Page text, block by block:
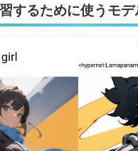
するために使うモデ